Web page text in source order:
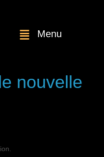
Menu
nouvelle